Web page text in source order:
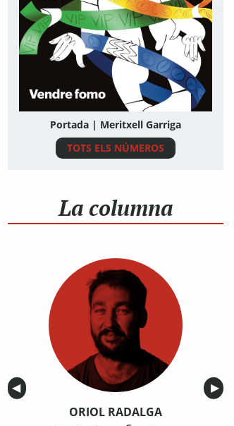
Portada | Meritxell Garriga
TOTS ELS NÚMEROS
La columna
Anterior
◀︎ ▶︎
ORIOL RADALGA